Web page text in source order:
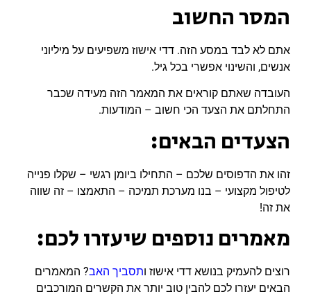
המסר החשוב
אתם לא לבד במסע הזה. דדי אישוז משפיעים על מיליוני
אנשים, והשינוי אפשרי בכל גיל.
העובדה שאתם קוראים את המאמר הזה מעידה שכבר
התחלתם את הצעד הכי חשוב – המודעות.
הצעדים הבאים:
זהו את הדפוסים שלכם – התחילו ביומן רגשי – שקלו פנייה
לטיפול מקצועי – בנו מערכת תמיכה – התאמצו – זה שווה
את זה!
מאמרים נוספים שיעזרו לכם:
רוצים להעמיק בנושא דדי אישוז ותסביך האב? המאמרים
הבאים יעזרו לכם להבין טוב יותר את הקשרים המורכבים